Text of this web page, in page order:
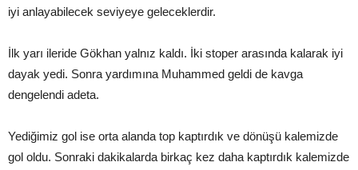
iyi anlayabilecek seviyeye geleceklerdir.
İlk yarı ileride Gökhan yalnız kaldı. İki stoper arasında kalarak iyi
dayak yedi. Sonra yardımına Muhammed geldi de kavga
dengelendi adeta.
Yediğimiz gol ise orta alanda top kaptırdık ve dönüşü kalemizde
gol oldu. Sonraki dakikalarda birkaç kez daha kaptırdık kalemizde